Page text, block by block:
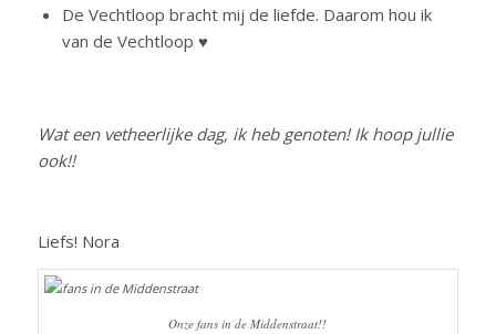
De Vechtloop bracht mij de liefde. Daarom hou ik
van de Vechtloop ♥
Wat een vetheerlijke dag, ik heb genoten! Ik hoop jullie
ook!!
Liefs! Nora
Onze fans in de Middenstraat!!